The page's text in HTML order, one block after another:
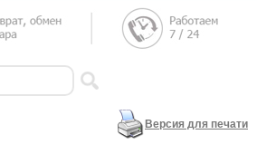
Версия для печати